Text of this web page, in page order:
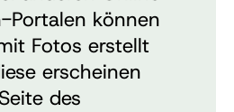
Portalen können
Fotos erstellt
erscheinen
des